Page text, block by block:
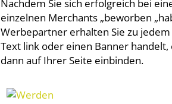
Nachdem Sie sich erfolgreich bei
einzelnen Merchants „beworben
Werbepartner erhalten Sie zu
Text link oder einen Banner
dann auf Ihrer Seite einbinden.